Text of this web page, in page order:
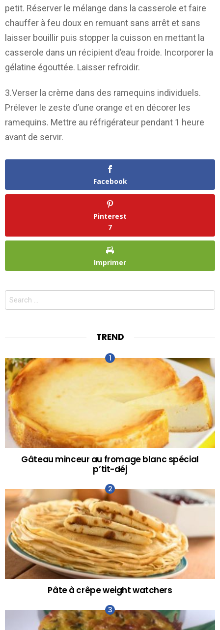
petit. Réserver le mélange dans la casserole et faire
chauffer à feu doux en remuant sans arrêt et sans
laisser bouillir puis stopper la cuisson en mettant la
casserole dans un récipient d’eau froide. Incorporer la
gélatine égouttée. Laisser refroidir.
3.Verser la crème dans des ramequins individuels.
Prélever le zeste d’une orange et en décorer les
ramequins. Mettre au réfrigérateur pendant 1 heure
avant de servir.
Facebook
Pinterest
7
Imprimer
Search
TREND
Gâteau minceur au fromage blanc spécial
p’tit-déj
Pâte à crêpe weight watchers